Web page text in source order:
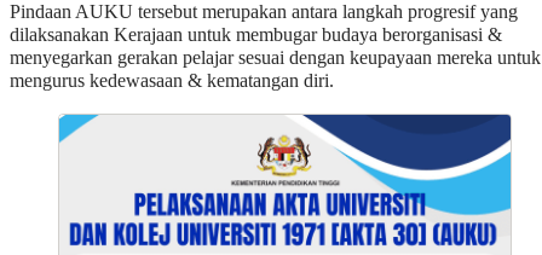
Pindaan AUKU tersebut merupakan antara langkah progresif yang
dilaksanakan Kerajaan untuk membugar budaya berorganisasi &
menyegarkan gerakan pelajar sesuai dengan keupayaan mereka untuk
mengurus kedewasaan & kematangan diri.